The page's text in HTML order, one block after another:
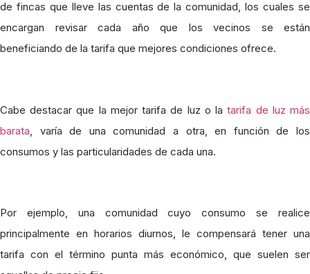
de fincas que lleve las cuentas de la comunidad, los cuales se
encargan revisar cada año que los vecinos se están
beneficiando de la tarifa que mejores condiciones ofrece.
Cabe destacar que la mejor tarifa de luz o latarifa de luz más
barata , varía de una comunidad a otra, en función de los
consumos y las particularidades de cada una.
Por ejemplo, una comunidad cuyo consumo se realice
principalmente en horarios diurnos, le compensará tener una
tarifa con el término punta más económico, que suelen ser